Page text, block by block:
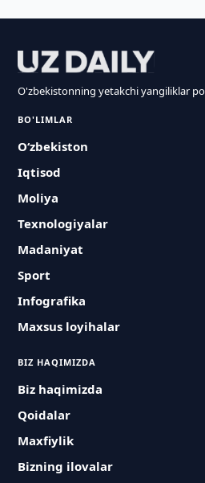
O'zbekistonning yetakchi yangiliklar
BO'LIMLAR
O‘zbekiston
Iqtisod
Moliya
Texnologiyalar
Madaniyat
Sport
Infografika
Maxsus loyihalar
BIZ HAQIMIZDA
Biz haqimizda
Qoidalar
Maxfiylik
Bizning ilovalar